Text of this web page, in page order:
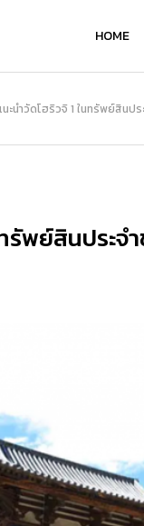
HOME
กับสถานที่ที่เ
สัมผัสรสชาติ
หารสุดพิเศษที่
ว 5 แฉกแห่ง
รงแรมเด็ด แ
Peach : 3 เ
นะนำวัดโฮริวจิ 1 ในทรัพย์สินป
ทรัพย์สินประ